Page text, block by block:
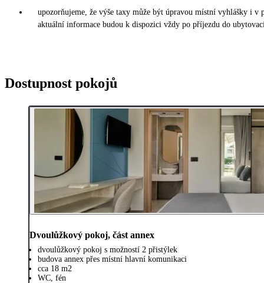
upozorňujeme, že výše taxy může být úpravou místní vyhlášky i v
aktuální informace budou k dispozici vždy po příjezdu do
Dostupnost pokojů
Dvoulůžkový pokoj, část annex
dvoulůžkový pokoj s možností 2 přistýlek
budova annex přes místní hlavní komunikaci
cca 18 m2
WC, fén